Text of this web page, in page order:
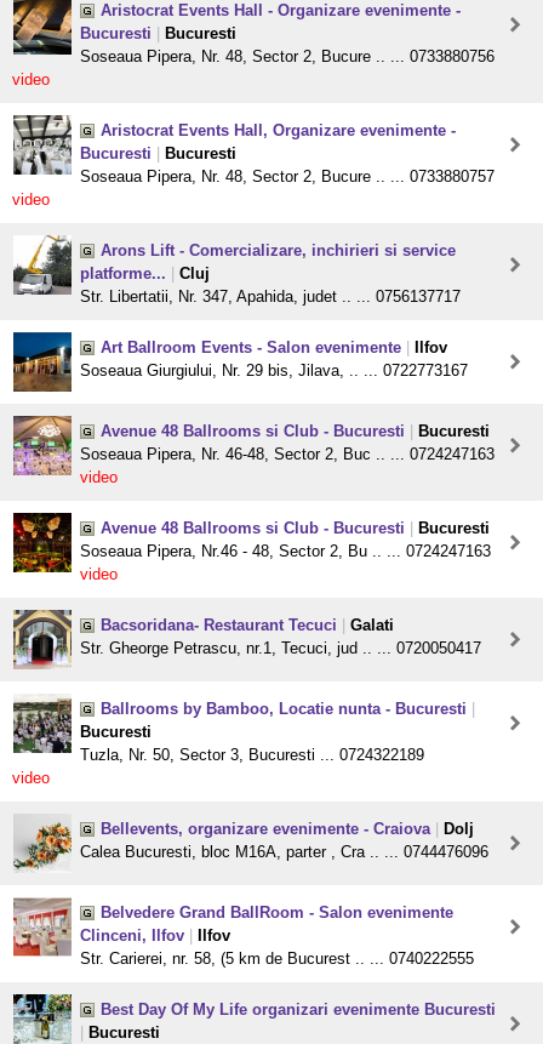
Aristocrat Events Hall - Organizare evenimente -
Bucuresti
Bucuresti
Soseaua Pipera, Nr. 48, Sector 2, Bucure .. ... 0733880756
video
Aristocrat Events Hall, Organizare evenimente -
Bucuresti
Bucuresti
Soseaua Pipera, Nr. 48, Sector 2, Bucure .. ... 0733880757
video
Arons Lift - Comercializare, inchirieri si service
platforme...
Cluj
Str. Libertatii, Nr. 347, Apahida, judet .. ... 0756137717
Art Ballroom Events - Salon evenimente
Ilfov
Soseaua Giurgiului, Nr. 29 bis, Jilava, .. ... 0722773167
Avenue 48 Ballrooms si Club - Bucuresti
Bucuresti
Soseaua Pipera, Nr. 46-48, Sector 2, Buc .. ... 0724247163
video
Avenue 48 Ballrooms si Club - Bucuresti
Bucuresti
Soseaua Pipera, Nr.46 - 48, Sector 2, Bu .. ... 0724247163
video
Bacsoridana- Restaurant Tecuci
Galati
Str. Gheorge Petrascu, nr.1, Tecuci, jud .. ... 0720050417
Ballrooms by Bamboo, Locatie nunta - Bucuresti
Bucuresti
Tuzla, Nr. 50, Sector 3, Bucuresti ... 0724322189
video
Bellevents, organizare evenimente - Craiova
Dolj
Calea Bucuresti, bloc M16A, parter , Cra .. ... 0744476096
Belvedere Grand BallRoom - Salon evenimente
Clinceni, Ilfov
Ilfov
Str. Carierei, nr. 58, (5 km de Bucurest .. ... 0740222555
Best Day Of My Life organizari evenimente Bucuresti
Bucuresti